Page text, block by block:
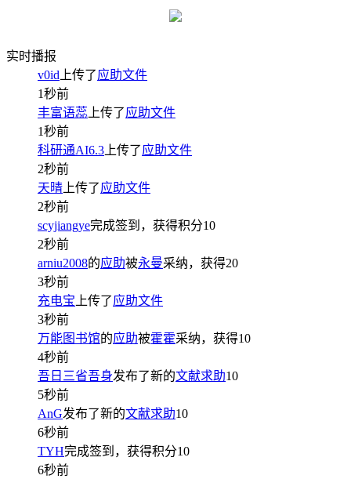
实时播报
v0id 上传了应助文件
1秒前
丰富语蕊 上传了应助文件
1秒前
科研通AI6.3 上传了应助文件
2秒前
天晴 上传了应助文件
2秒前
scyjiangye完成签到，获得积分10
2秒前
arniu2008的应助被永曼采纳，获得20
3秒前
充电宝 上传了应助文件
3秒前
万能图书馆的应助被霍霍采纳，获得10
4秒前
吾日三省吾身发布了新的文献求助10
5秒前
AnG发布了新的文献求助10
6秒前
TYH完成签到，获得积分10
6秒前